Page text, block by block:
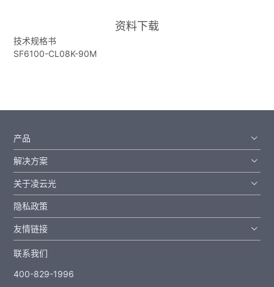
资料下载
技术规格书
SF6100-CL08K-90M
产品
解决方案
关于凌云光
隐私政策
友情链接
联系我们
400-829-1996